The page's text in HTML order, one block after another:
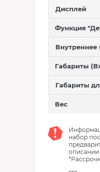
Дисплей
Функция
Габариты
Габариты
Вес
набор
описании